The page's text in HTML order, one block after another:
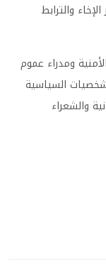
والترابط
ومدراء عموم
السياسية
والشعراء